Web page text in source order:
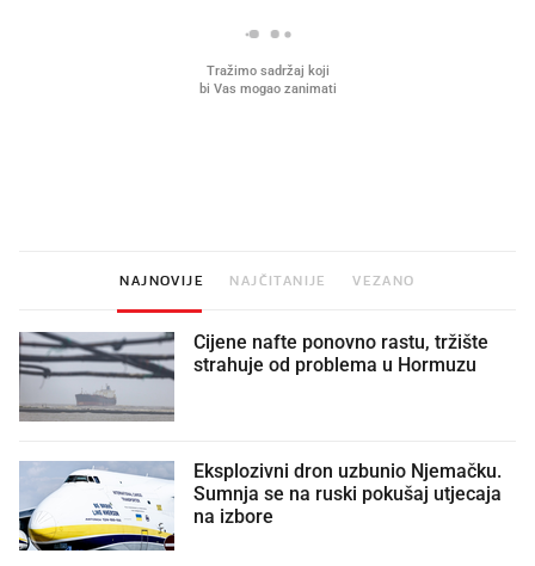
NAJNOVIJE NAJČITANIJE VEZANO
Cijene nafte ponovno rastu, tržište
strahuje od problema u Hormuzu
Eksplozivni dron uzbunio Njemačku.
Sumnja se na ruski pokušaj utjecaja
na izbore